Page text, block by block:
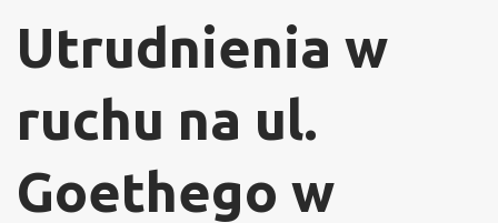
Utrudnienia w
ruchu na ul.
Goethego w